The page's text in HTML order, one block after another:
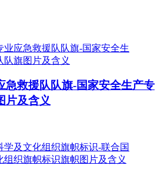
急救援队队旗-国家安全生产专
片及含义